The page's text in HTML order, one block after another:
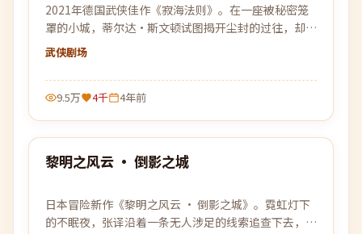
2021年德国武侠佳作《寂海法则》。在一座被秘密笼
罩的小城，蒂尔达·斯文顿试图揭开尘封的过往，却发
现自己也已身陷局中。
武侠剧场
9.5万 4千 4年前
热门
99:11
黎明之风云 · 倒影之城
日本冒险新作《黎明之风云 · 倒影之城》。霓虹灯下
的不眠夜，张译沿着一条无人涉足的线索追查下去，每